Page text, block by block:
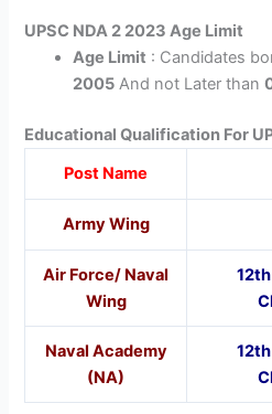
UPSC NDA 2 2023 Age Limit
Age Limit : Candidates
2005 And not Later than
Educational Qualification For
Post Name
Army Wing
Air Force/ Naval
Wing
Naval Academy
(NA)